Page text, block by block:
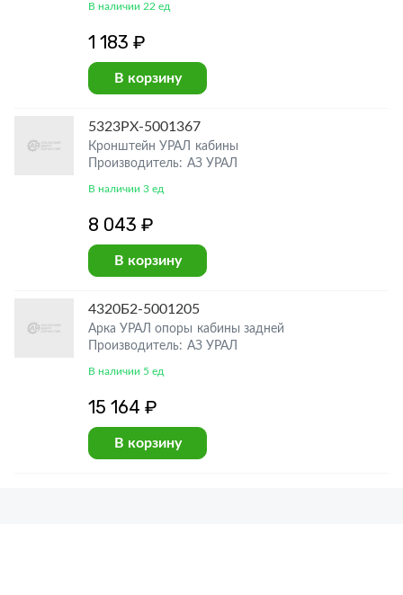
В наличии 22 ед
1 183 ₽
В корзину
5323РХ-5001367
Кронштейн УРАЛ кабины
Производитель: АЗ УРАЛ
В наличии 3 ед
8 043 ₽
В корзину
4320Б2-5001205
Арка УРАЛ опоры кабины задней
Производитель: АЗ УРАЛ
В наличии 5 ед
15 164 ₽
В корзину